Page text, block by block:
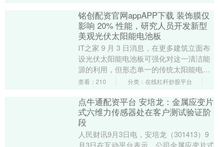
铭创配资官网appAPP下载 装饰膜仅
影响 20% 性能，研究人员开发新型
美观光伏太阳能电池板
IT之家 9 月 3 日消息，在更多建筑立面布
设光伏太阳能电池板可强化对这一清洁能
源的利用，但形态单一的传统太阳能电池
板也会对建筑整体的美学设计带来影响。
查看：210 分类：在线杠杆炒股平台
点牛通配资平台 安培龙：金属应变片
式六维力传感器处在客户测试验证阶
段
人民财讯9月3日电，安培龙（301413）9